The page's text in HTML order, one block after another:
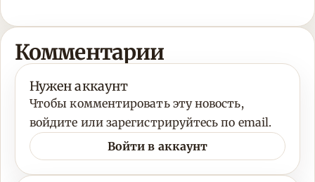
Комментарии
Нужен аккаунт
Чтобы комментировать эту новость,
войдите или зарегистрируйтесь по email.
Войти в аккаунт